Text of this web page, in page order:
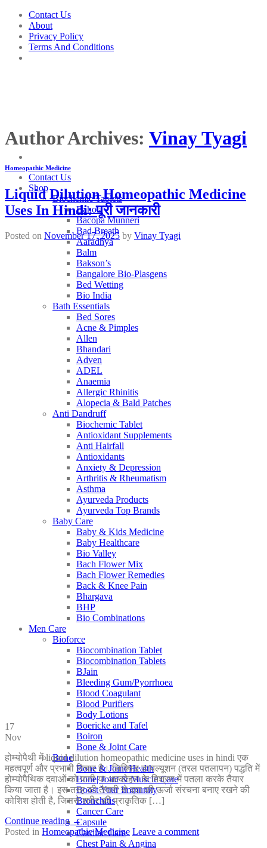
Skip
content
Contact Us
About
Privacy Policy
Terms And Conditions
Contact Us
Shop
Biochemic Tablets
Bahola
Bacopa Munneri
Bad Breath
Aaradhya
Balm
Bakson’s
Bangalore Bio-Plasgens
Bed Wetting
Bio India
Bath Essentials
Bed Sores
Acne & Pimples
Allen
Bhandari
Adven
ADEL
Anaemia
Allergic Rhinitis
Alopecia & Bald Patches
Anti Dandruff
Biochemic Tablet
Antioxidant Supplements
Anti Hairfall
Antioxidants
Anxiety & Depression
Arthritis & Rheumatism
Asthma
Ayurveda Products
Ayurveda Top Brands
Baby Care
Baby & Kids Medicine
Baby Healthcare
Bio Valley
Bach Flower Mix
Bach Flower Remedies
Back & Knee Pain
Bhargava
BHP
Bio Combinations
Men Care
Bioforce
Biocombination Tablet
Biocombination Tablets
BJain
Bleeding Gum/Pyorrhoea
Blood Coagulant
Blood Purifiers
Body Lotions
Boericke and Tafel
Boiron
Bone & Joint Care
Bone
Bone & Joint Health
Bone| Joint & Muscle Care
Boost Your Immunity
Bronchitis
Cancer Care
Capsule
Cardiac Care
Chest Pain & Angina
Author Archives: Vinay Tyagi
Homeopathic Medicine
Liquid Dilution Homeopathic Medicine
Uses In Hindi: पूरी जानकारी
Posted on November 17, 2025 by Vinay Tyagi
17
Nov
होम्योपैथी में liquid dilution homeopathic medicine uses in hindi एक
महत्वपूर्ण और प्रभावी विचार है। लिक्विड डायल्यूशन (तरल पतलापन) पद्धति में
होम्योपैथिक दवाओं को पानी या अल्कोहल के मिश्रण में पतला करके तैयार
किया जाता है। इस तरह की तैयारी से दवा की ऊर्जा संरचना बनाए रखने की
कोशिश होती है, जिससे शरीर की प्राकृतिक […]
Continue reading →
Posted in Homeopathic Medicine Leave a comment